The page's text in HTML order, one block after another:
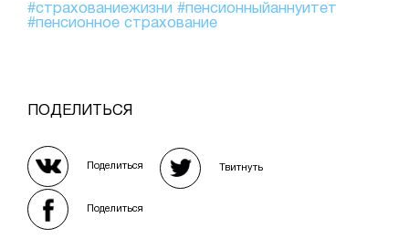
#страхованиежизни #пенсионныйаннуитет
#пенсионное страхование
ПОДЕЛИТЬСЯ
Поделиться Твитнуть
Поделиться